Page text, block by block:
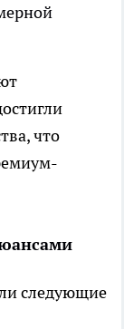
что
следующие